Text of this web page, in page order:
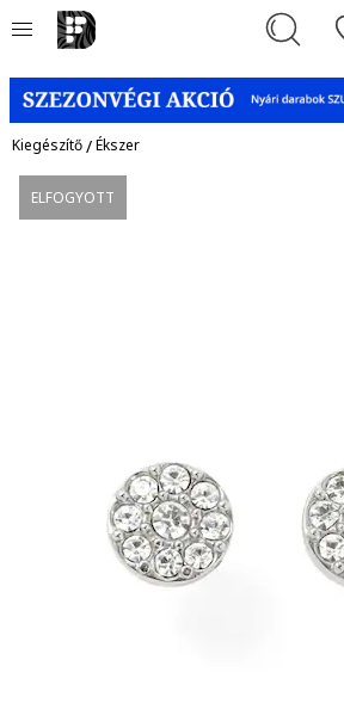
Kiegészítő/Ékszer
ELFOGYOTT